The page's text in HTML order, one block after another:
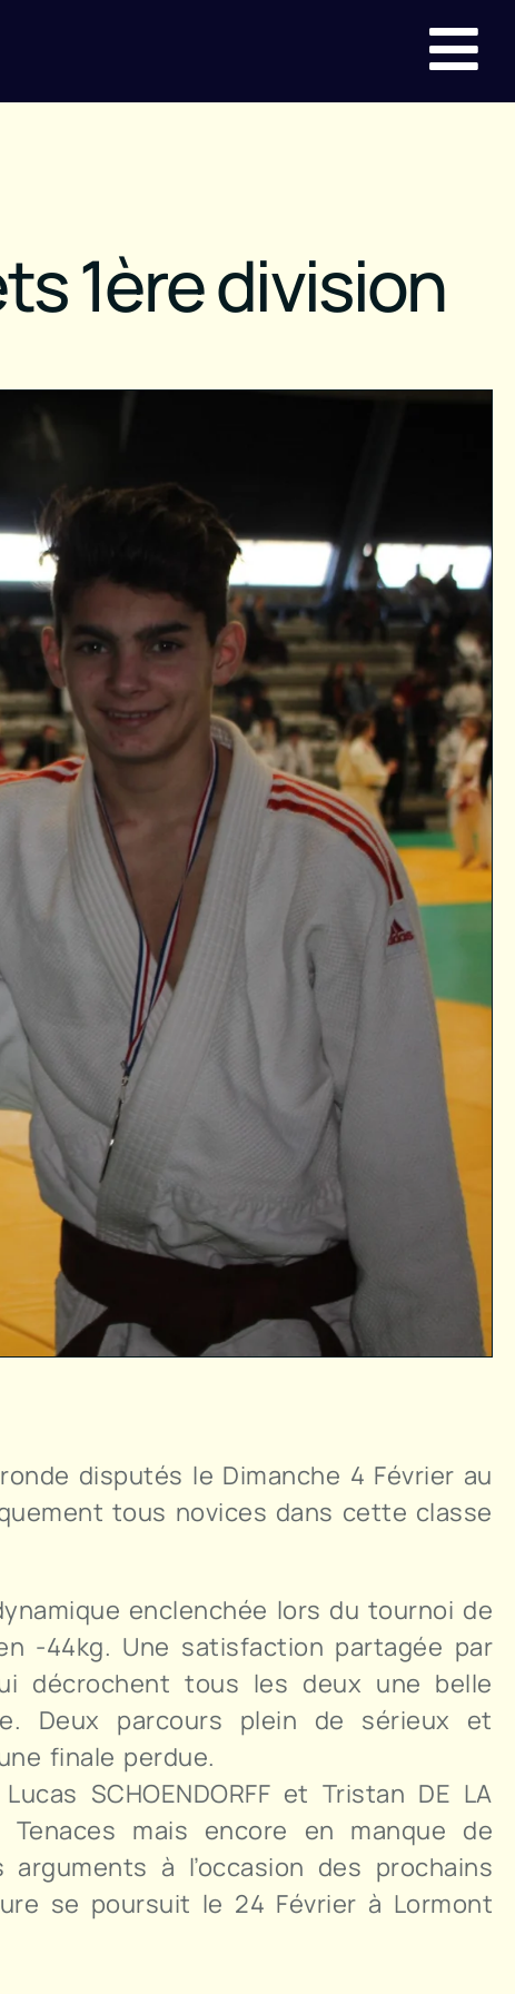
1ère division
disputés le Dimanche 4 Février au
tous novices dans cette classe
enclenchée lors du tournoi de
-44kg. Une satisfaction partagée par
décrochent tous les deux une belle
Deux parcours plein de sérieux et
finale perdue.
SCHOENDORFF et Tristan DE LA
mais encore en manque de
à l’occasion des prochains
se poursuit le 24 Février à Lormont